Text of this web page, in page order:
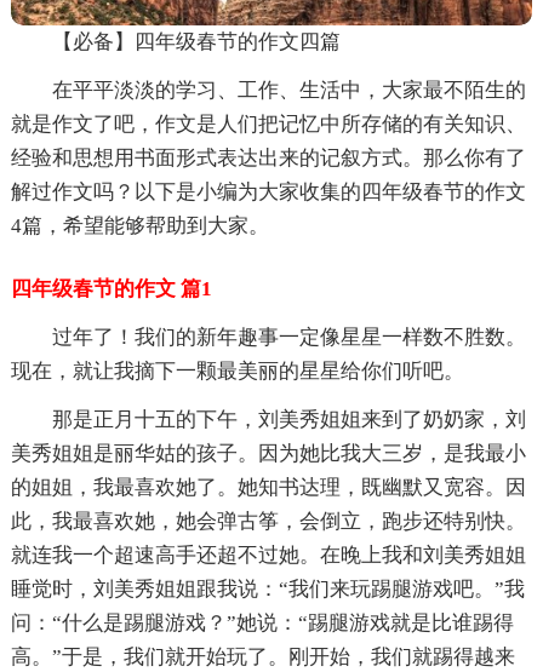
【必备】四年级春节的作文四篇
在平平淡淡的学习、工作、生活中，大家最不陌生的
就是作文了吧，作文是人们把记忆中所存储的有关知识、
经验和思想用书面形式表达出来的记叙方式。那么你有了
解过作文吗？以下是小编为大家收集的四年级春节的作文
4篇，希望能够帮助到大家。
四年级春节的作文 篇1
过年了！我们的新年趣事一定像星星一样数不胜数。
现在，就让我摘下一颗最美丽的星星给你们听吧。
那是正月十五的下午，刘美秀姐姐来到了奶奶家，刘
美秀姐姐是丽华姑的孩子。因为她比我大三岁，是我最小
的姐姐，我最喜欢她了。她知书达理，既幽默又宽容。因
此，我最喜欢她，她会弹古筝，会倒立，跑步还特别快。
就连我一个超速高手还超不过她。在晚上我和刘美秀姐姐
睡觉时，刘美秀姐姐跟我说：“我们来玩踢腿游戏吧。”我
问：“什么是踢腿游戏？”她说：“踢腿游戏就是比谁踢得
高。”于是，我们就开始玩了。刚开始，我们就踢得越来